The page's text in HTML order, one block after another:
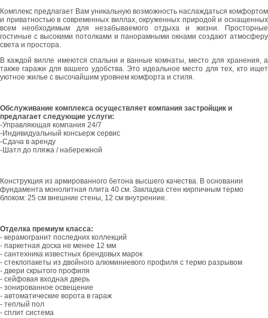
Комплекс предлагает Вам уникальную возможность наслаждаться комфортом
и приватностью в современных виллах, окруженных природой и оснащенных
всем необходимым для незабываемого отдыха и жизни. Просторные
гостиные с высокими потолками и панорамными окнами создают атмосферу
света и простора.
В каждой вилле имеются спальни и ванные комнаты, место для хранения, а
также гаражи для вашего удобства. Это идеальное место для тех, кто ищет
уютное жилье с высочайшим уровнем комфорта и стиля.
Обслуживание комплекса осуществляет компания застройщик и
предлагает следующие услуги:
-Управляющая компания 24/7
-Индивидуальный консьерж сервис
-Сдача в аренду
-Шатл до пляжа / набережной
Конструкция из армированного бетона высшего качества. В основании
фундамента монолитная плита 40 см. Закладка стен кирпичным термо
блоком: 25 см внешние стены, 12 см внутренние.
Отделка премиум класса:
- керамогранит последних коллекций
- паркетная доска не менее 12 мм
- сантехника известных брендовых марок
- стеклопакеты из двойного алюминиевого профиля с термо разрывом
- двери скрытого профиля
- сейфовая входная дверь
- зонированное освещение
- автоматические ворота в гараж
- теплый пол
- сплит система